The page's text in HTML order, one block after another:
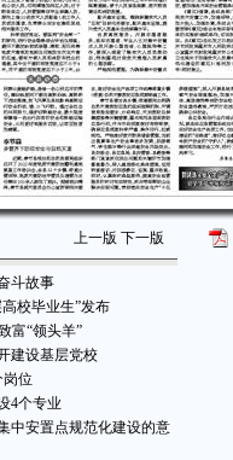
上一版 下一版
斗故事
校毕业生”发布
富“领头羊”
建设基层党校
岗位
4个专业
中安置点规范化建设的意